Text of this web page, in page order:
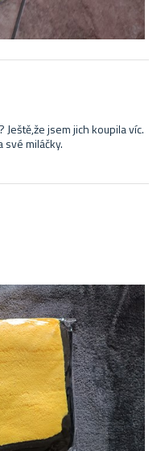
jsem jich koupila víc.
miláčky.